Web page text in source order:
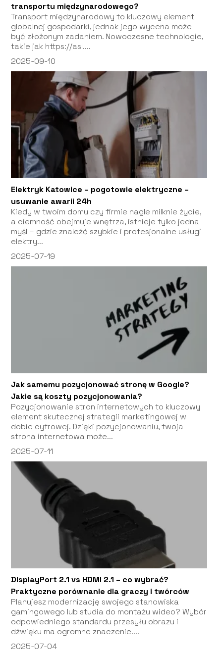
transportu międzynarodowego?
Transport międzynarodowy to kluczowy element
globalnej gospodarki, jednak jego wycena może
być złożonym zadaniem. Nowoczesne technologie,
takie jak https://asl....
2025-09-10
Elektryk Katowice – pogotowie elektryczne –
usuwanie awarii 24h
Kiedy w twoim domu czy firmie nagle milknie życie,
a ciemność obejmuje wnętrza, istnieje tylko jedna
myśl – gdzie znaleźć szybkie i profesjonalne usługi
elektry...
2025-07-19
Jak samemu pozycjonować stronę w Google?
Jakie są koszty pozycjonowania?
Pozycjonowanie stron internetowych to kluczowy
element skutecznej strategii marketingowej w
dobie cyfrowej. Dzięki pozycjonowaniu, twoja
strona internetowa może...
2025-07-11
DisplayPort 2.1 vs HDMI 2.1 – co wybrać?
Praktyczne porównanie dla graczy i twórców
Planujesz modernizację swojego stanowiska
gamingowego lub studia do montażu wideo? Wybór
odpowiedniego standardu przesyłu obrazu i
dźwięku ma ogromne znaczenie....
2025-07-04